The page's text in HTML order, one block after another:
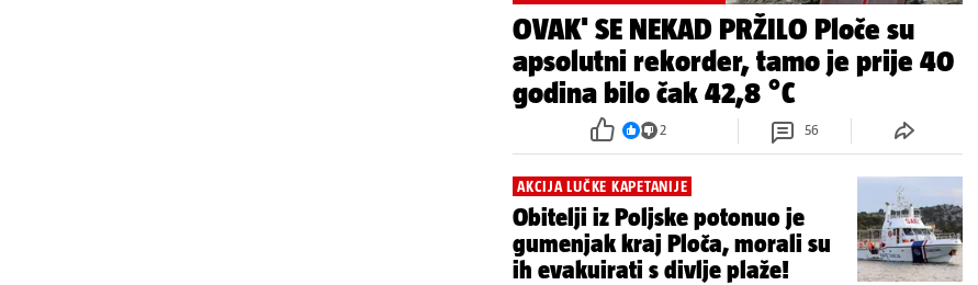
OVAK' SE NEKAD PRŽILO Ploče su
apsolutni rekorder, tamo je prije 40
godina bilo čak 42,8 °C
2 56
AKCIJA LUČKE KAPETANIJE
Obitelji iz Poljske potonuo je
gumenjak kraj Ploča, morali su
ih evakuirati s divlje plaže!